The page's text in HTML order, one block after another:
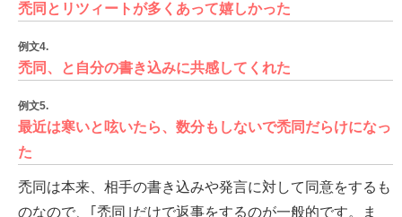
禿同とリツィートが多くあって嬉しかった
例文4.
禿同、と自分の書き込みに共感してくれた
例文5.
最近は寒いと呟いたら、数分もしないで禿同だらけになっ
た
禿同は本来、相手の書き込みや発言に対して同意をするも
のなので、｢禿同｣だけで返事をするのが一般的です。ま